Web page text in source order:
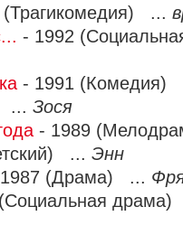
(Трагикомедия) ...
- 1992
- 1991
... Зося
- 1989
... Энн
(Драма) ...